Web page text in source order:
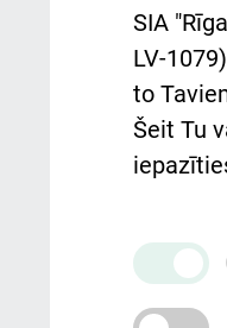
Kā pie
ceļvedis
SIA
LV-
to
Šeit Tu